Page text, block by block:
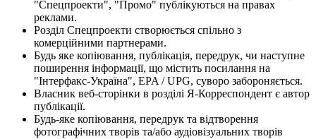
"Спецпроекти", "Промо" публікуються на правах
реклами.
Розділ Спецпроекти створюється спільно з
комерційними партнерами.
Будь яке копіювання, публікація, передрук, чи наступне
поширення інформації, що містить посилання на
"Інтерфакс-Україна", EPA / UPG, суворо забороняється.
Власник веб-сторінки в розділі Я-Корреспондент є автор
публікації.
Будь-яке копіювання, передрук та відтворення
фотографічних творів та/або аудіовізуальних творів